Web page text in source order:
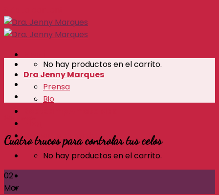
Dra Jenny Marques
Prensa
Bio
Consulta Privada
No hay productos en el carrito.
No hay productos en el carrito.
Cuatro trucos para controlar tus celos
02
Mar